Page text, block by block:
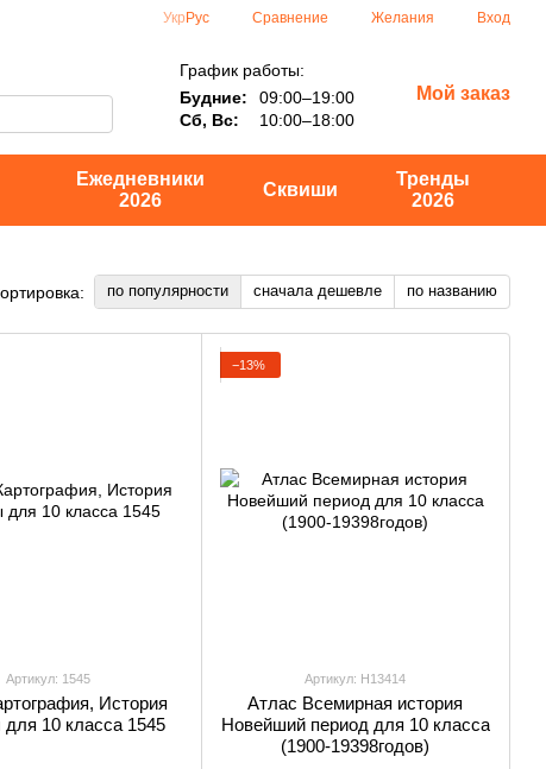
Укр Рус Сравнение Желания Вход
График работы:
Будние:
09:00–19:00
Сб, Вс:
10:00–18:00
Мой заказ
Ежедневники
2026
Сквиши
Тренды
2026
по популярности сначала дешевле по названию
Артикул: 1545
История
10 класса 1545
−13%
Артикул: H13414
Атлас Всемирная история
Новейший период для 10 класса
(1900-19398годов)